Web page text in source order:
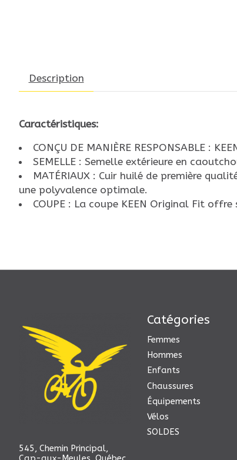
Description
Caractéristiques:
CONÇU DE MANIÈRE RESPONSABLE :
SEMELLE : Semelle extérieure en
MATÉRIAUX : Cuir huilé de première
une polyvalence optimale.
COUPE : La coupe KEEN Original Fit
545, Chemin Principal,
Catégories
Femmes
Hommes
Enfants
Chaussures
Équipements
Vélos
SOLDES